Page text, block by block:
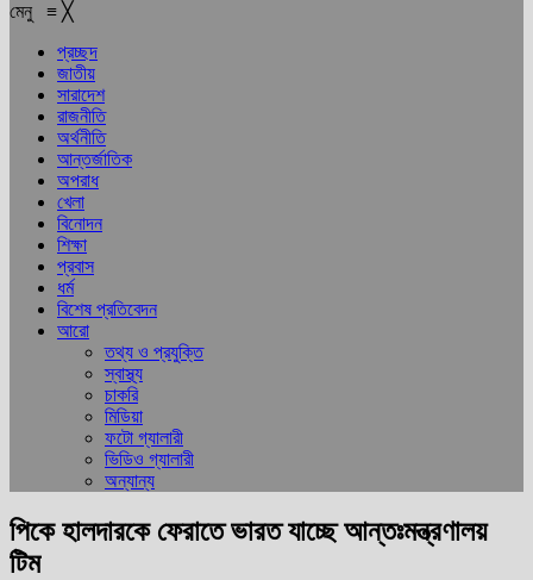
মেনু ≡ ╳
প্রচ্ছদ
জাতীয়
সারাদেশ
রাজনীতি
অর্থনীতি
আন্তর্জাতিক
অপরাধ
খেলা
বিনোদন
শিক্ষা
প্রবাস
ধর্ম
বিশেষ প্রতিবেদন
আরো
তথ্য ও প্রযুক্তি
স্বাস্থ্য
চাকরি
মিডিয়া
ফটো গ্যালারী
ভিডিও গ্যালারী
অন্যান্য
পিকে হালদারকে ফেরাতে ভারত যাচ্ছে আন্তঃমন্ত্রণালয়
টিম